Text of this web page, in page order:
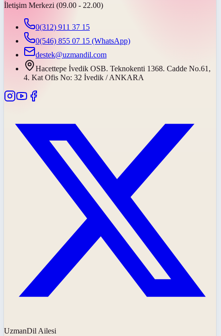
İletişim Merkezi (09.00 - 22.00)
0(312) 911 37 15
0(546) 855 07 15 (WhatsApp)
destek@uzmandil.com
Hacettepe İvedik OSB. Teknokenti 1368. Cadde No.61,
4. Kat Ofis No: 32 İvedik / ANKARA
UzmanDil Ailesi